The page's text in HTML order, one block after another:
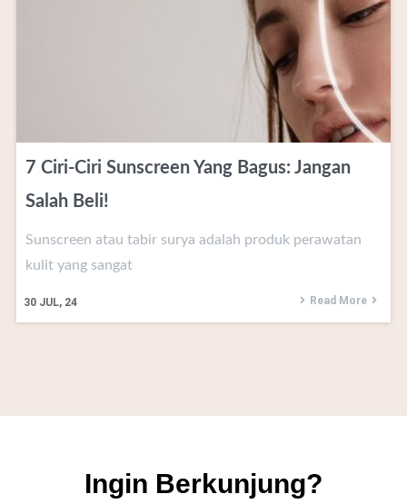
7 Ciri-Ciri Sunscreen Yang Bagus: Jangan
Salah Beli!
30 JUL, 24
Sunscreen atau tabir surya adalah produk perawatan
kulit yang sangat
Read More
Ingin Berkunjung?